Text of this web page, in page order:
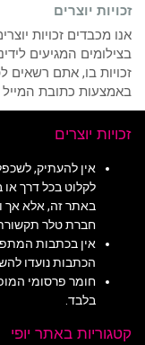
זכויות יוצרים
אנו מכבדים זכויות
בצילומים המגיעים
זכויות בו, אתם רשאים
באמצעות כתובת המייל taler@taler.co.il
זכויות יוצרים
אין להעתיק,
לקלוט בכל דרך
באתר זה, אלא אך
חברת טלר
אין בכתבות
הכתבות נועדו
חומר פרסומי
בלבד.
קטגוריות באתר יופי